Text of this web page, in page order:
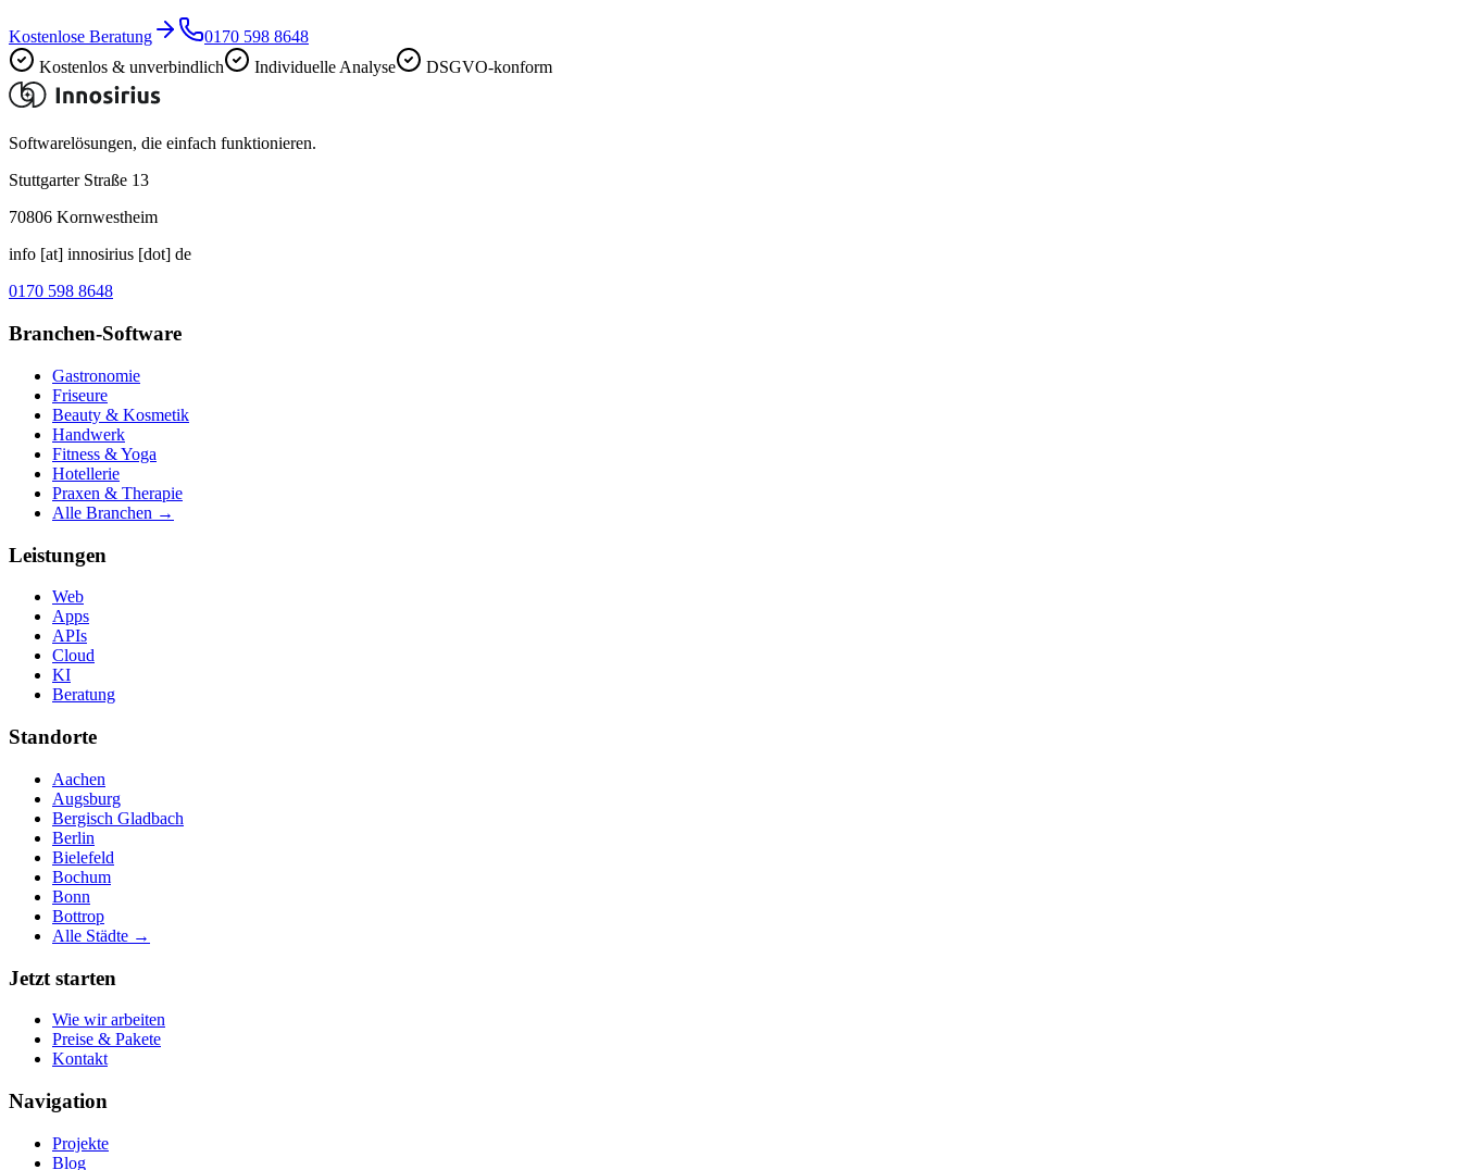
Kostenlose Beratung
0170 598 8648
Kostenlos & unverbindlich
Individuelle Analyse DSGVO-konform
Softwarelösungen, die einfach funktionieren.
Stuttgarter Straße 13
70806 Kornwestheim
info [at] innosirius [dot] de
0170 598 8648
Branchen-Software
Gastronomie
Friseure
Beauty & Kosmetik
Handwerk
Fitness & Yoga
Hotellerie
Praxen & Therapie
Alle Branchen →
Leistungen
Web
Apps
APIs
Cloud
KI
Beratung
Standorte
Aachen
Augsburg
Bergisch Gladbach
Berlin
Bielefeld
Bochum
Bonn
Bottrop
Alle Städte →
Jetzt starten
Wie wir arbeiten
Preise & Pakete
Kontakt
Navigation
Projekte
Blog